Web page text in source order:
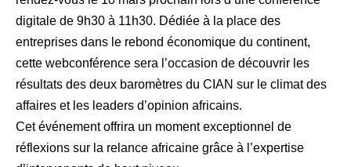
digitale de 9h30 à 11h30. Dédiée à la place des
entreprises dans le rebond économique du continent,
cette webconférence sera l’occasion de découvrir les
résultats des deux baromètres du CIAN sur le climat des
affaires et les leaders d’opinion africains.
Cet événement offrira un moment exceptionnel de
réflexions sur la relance africaine grâce à l’expertise